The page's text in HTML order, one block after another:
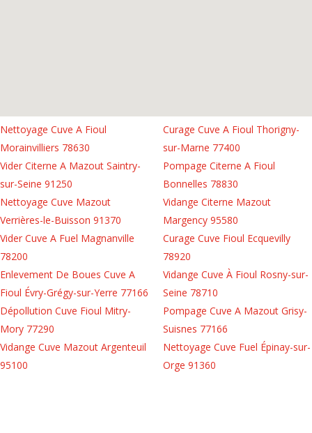
Nettoyage Cuve A Fioul
Morainvilliers 78630
Vider Citerne A Mazout Saintry-
sur-Seine 91250
Nettoyage Cuve Mazout
Verrières-le-Buisson 91370
Vider Cuve A Fuel Magnanville
78200
Enlevement De Boues Cuve A
Fioul Évry-Grégy-sur-Yerre 77166
Dépollution Cuve Fioul Mitry-
Mory 77290
Vidange Cuve Mazout Argenteuil
95100
Curage Cuve A Fioul Thorigny-
sur-Marne 77400
Pompage Citerne A Fioul
Bonnelles 78830
Vidange Citerne Mazout
Margency 95580
Curage Cuve Fioul Ecquevilly
78920
Vidange Cuve À Fioul Rosny-sur-
Seine 78710
Pompage Cuve A Mazout Grisy-
Suisnes 77166
Nettoyage Cuve Fuel Épinay-sur-
Orge 91360